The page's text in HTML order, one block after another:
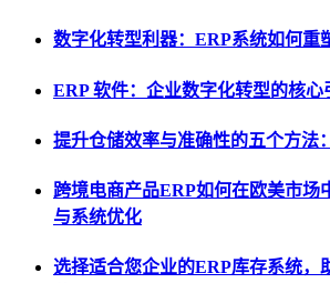
数字化转型利器：ERP系统如何重
ERP 软件：企业数字化转型的核心
提升仓储效率与准确性的五个方法
跨境电商产品ERP如何在欧美市场
与系统优化
选择适合您企业的ERP库存系统，